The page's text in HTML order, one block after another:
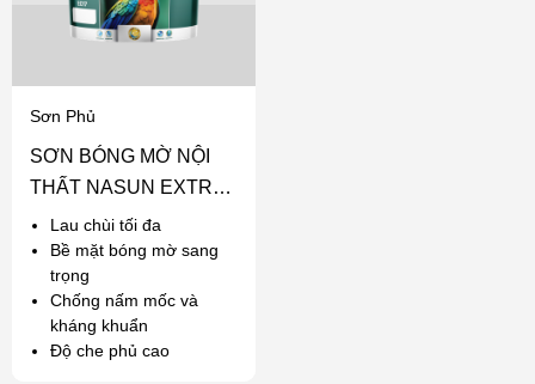
Sơn Phủ
SƠN BÓNG MỜ NỘI
THẤT NASUN EXTRA
CLEAN
Lau chùi tối đa
Bề mặt bóng mờ sang
trọng
Chống nấm mốc và
kháng khuẩn
Độ che phủ cao